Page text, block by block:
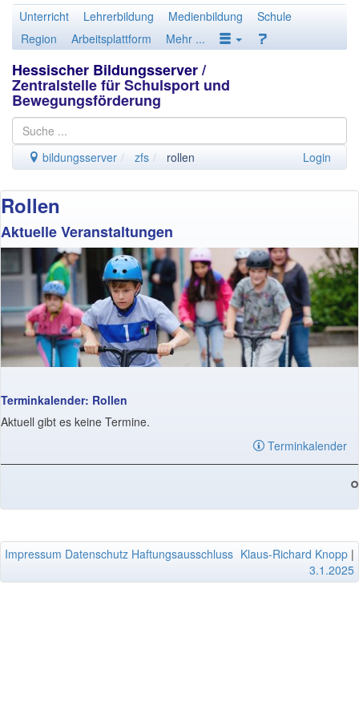
Unterricht Lehrerbildung Medienbildung
Schule
Region
Arbeitsplattform Mehr ...
Hessischer Bildungsserver/
Zentralstelle für Schulsport und
Bewegungsförderung
bildungsserver zfs rollen Login
Rollen
Aktuelle Veranstaltungen
Terminkalender: Rollen
Aktuell gibt es keine Termine.
Terminkalender
Impressum Datenschutz Haftungsausschluss Klaus-Richard Knopp |
3.1.2025